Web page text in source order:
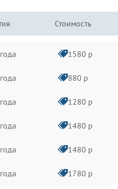
Стоимость
1580 р
880 р
1280 р
1480 р
1480 р
1780 р